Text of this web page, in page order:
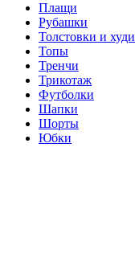
Плащи
Рубашки
Толстовки и худи
Топы
Тренчи
Трикотаж
Футболки
Шапки
Шорты
Юбки